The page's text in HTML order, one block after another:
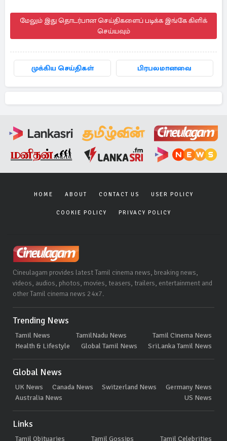
மேலும் இது தொடர்பான செய்திகளைப் படிக்க இங்கே கிளிக்
செய்யவும்
முக்கிய செய்திகள் பிரபலமானவை
HOME ABOUT CONTACT US USER POLICY
COOKIE POLICY PRIVACY POLICY
Cineulagam provides latest Tamil cinema news, breaking news,
videos, audios, photos, movies, teasers, trailers, entertainment and
other Tamil cinema news 24x7.
Trending News
Tamil News TamilNadu News
Tamil Cinema News
Health & Lifestyle
Global Tamil News SriLanka Tamil News
Global News
UK News Canada News Switzerland News
Germany News
Australia News
US News
Links
Tamil Obituaries Tamil Gossips Tamil Celebrities